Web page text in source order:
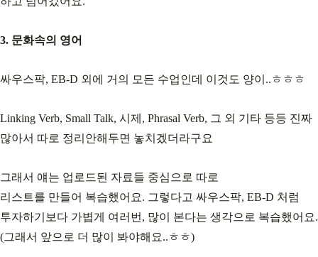
3. 문화속의 영어
싸우스팍, EB-D 외에 거의 모든 수업인데 이것도 양이..ㅎㅎㅎ
Linking Verb, Small Talk, 시제, Phrasal Verb, 그 외 기타 등등 진짜
많아서 따로 정리안해두면 놓치겠더라구요
그래서 얘는 업로드된 자료들 중심으로 따로
리스트를 만들어 복습했어요. 그렇다고 싸우스팍, EB-D 처럼
투자하기보다 가볍게 여러번, 많이 본다는 생각으로 복습했어요.
(그래서 앞으로 더 많이 봐야해요..ㅎㅎ)